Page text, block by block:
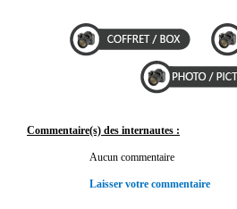
Commentaire(s) des internautes :
Aucun commentaire
Laisser votre commentaire